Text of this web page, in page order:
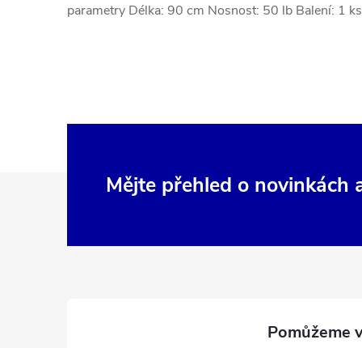
parametry Délka: 90 cm Nosnost: 50 lb Balení: 1 ks
Mějte přehled o novinkách